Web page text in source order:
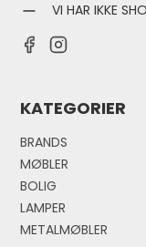
VI HAR IKKE
KATEGORIER
BRANDS
MØBLER
BOLIG
LAMPER
METALMØBLER